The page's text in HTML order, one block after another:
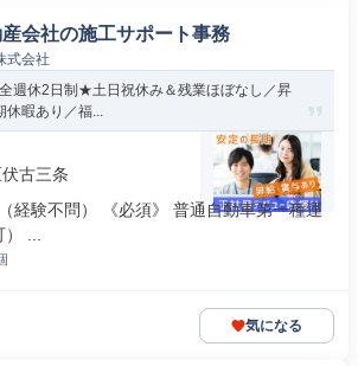
会社の施工サポート事務
式会社
全週休2日制★土日祝休み＆残業ほぼなし／昇
休暇あり／福...
古三条
経験不問） 《必須》 普通自動車第一種運
...
気になる